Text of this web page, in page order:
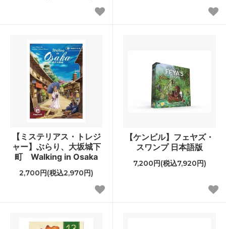
【ミステリアス・トレジ
ャー】ぶらり、大坂城下
町 Walking in Osaka
2,700円(税込2,970円)
【ケンビル】フェヤズ・
スワンプ 日本語版
7,200円(税込7,920円)